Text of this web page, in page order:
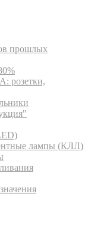
прошлых
розетки,
лампы (КЛЛ)